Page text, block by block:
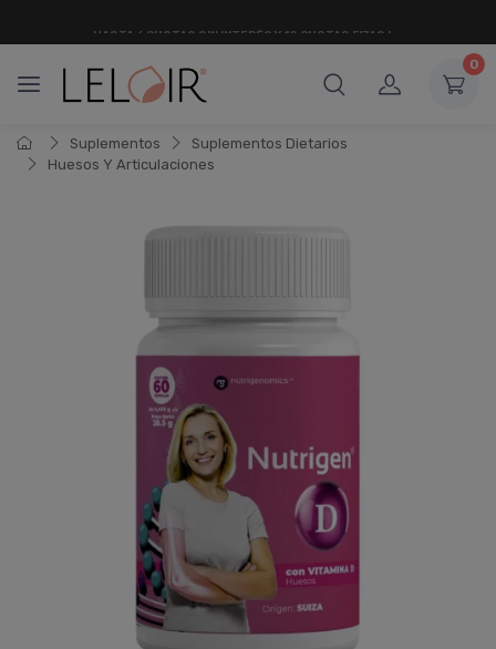
0
Suplementos
Suplementos Dietarios
Huesos Y Articulaciones